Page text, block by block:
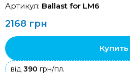
Артикул: Ballast for LM6
2168 грн
Купить
від 390 грн/пл.